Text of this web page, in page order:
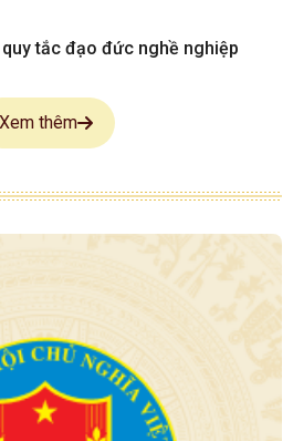
quy tắc đạo đức nghề nghiệp
Xem thêm